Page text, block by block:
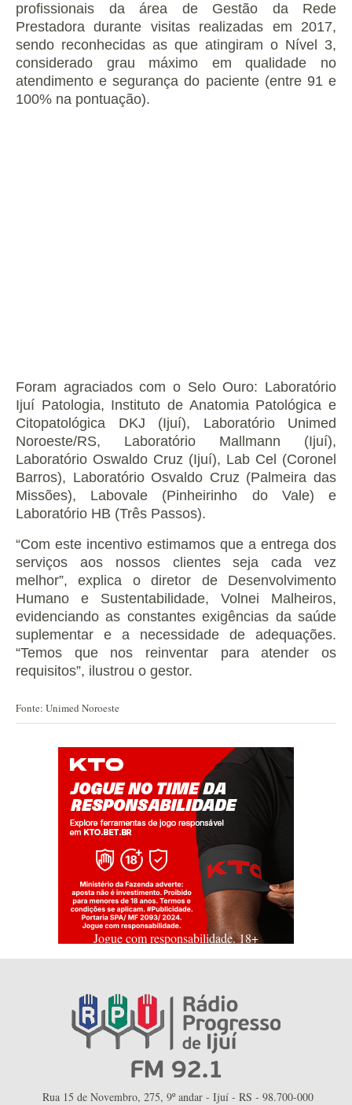
profissionais da área de Gestão da Rede
Prestadora durante visitas realizadas em 2017,
sendo reconhecidas as que atingiram o Nível 3,
considerado grau máximo em qualidade no
atendimento e segurança do paciente (entre 91 e
100% na pontuação).
Foram agraciados com o Selo Ouro: Laboratório
Ijuí Patologia, Instituto de Anatomia Patológica e
Citopatológica DKJ (Ijuí), Laboratório Unimed
Noroeste/RS, Laboratório Mallmann (Ijuí),
Laboratório Oswaldo Cruz (Ijuí), Lab Cel (Coronel
Barros), Laboratório Osvaldo Cruz (Palmeira das
Missões), Labovale (Pinheirinho do Vale) e
Laboratório HB (Três Passos).
“Com este incentivo estimamos que a entrega dos
serviços aos nossos clientes seja cada vez
melhor”, explica o diretor de Desenvolvimento
Humano e Sustentabilidade, Volnei Malheiros,
evidenciando as constantes exigências da saúde
suplementar e a necessidade de adequações.
“Temos que nos reinventar para atender os
requisitos”, ilustrou o gestor.
Fonte: Unimed Noroeste
Jogue com responsabilidade. 18+
Rua 15 de Novembro, 275, 9º andar - Ijuí - RS - 98.700-000